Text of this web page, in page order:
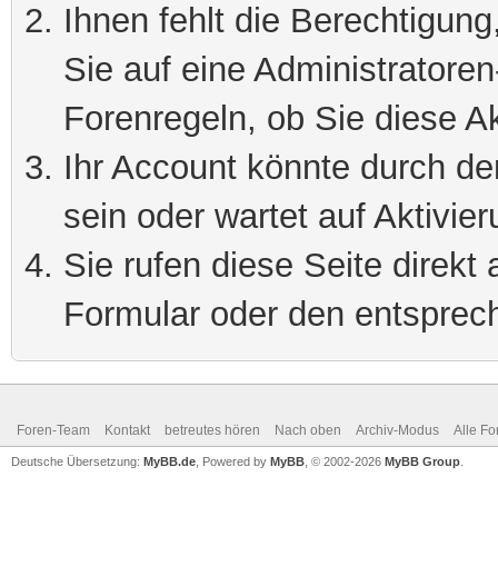
Ihnen fehlt die
Sie auf eine
Forenregeln, ob Sie diese
Ihr Account könnte durch
sein oder wartet auf
Sie rufen diese Seite direkt
Formular oder den
Foren-Team Kontakt betreutes hören Nach oben Archiv-Modus Alle
Deutsche Übersetzung: MyBB.de , Powered by MyBB , © 2002-2026 MyBB Group